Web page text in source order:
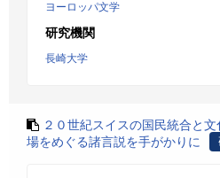
ヨーロッパ文学
研究機関
長崎大学
２０世紀スイスの国民統合と
場をめぐる諸言説を手がかりに